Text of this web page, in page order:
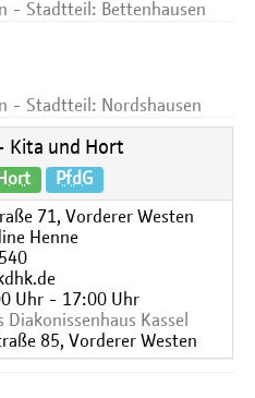
- Stadtteil: Bettenhausen
- Stadtteil: Nordshausen
Kita und Hort
Hort PfdG
71, Vorderer Westen
Henne
Uhr - 17:00 Uhr
Diakonissenhaus Kassel
85, Vorderer Westen